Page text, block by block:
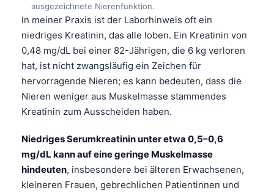
ausgezeichnete Nierenfunktion.
In meiner Praxis ist der Laborhinweis oft ein
niedriges Kreatinin, das alle loben. Ein Kreatinin von
0,48 mg/dL bei einer 82-Jährigen, die 6 kg verloren
hat, ist nicht zwangsläufig ein Zeichen für
hervorragende Nieren; es kann bedeuten, dass die
Nieren weniger aus Muskelmasse stammendes
Kreatinin zum Ausscheiden haben.
Niedriges Serumkreatinin unter etwa 0,5–0,6
mg/dL kann auf eine geringe Muskelmasse
hindeuten, insbesondere bei älteren Erwachsenen,
kleineren Frauen, gebrechlichen Patientinnen und